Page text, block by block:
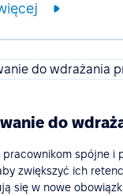
do
pracownikom spójne i
zwiększyć ich
się w nowe